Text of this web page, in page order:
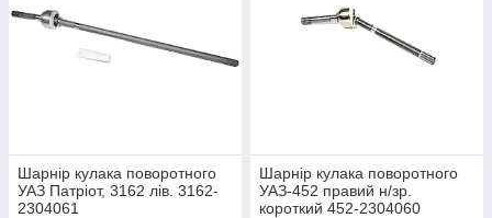
Шарнір кулака поворотного
УАЗ Патріот, 3162 лів. 3162-
2304061
Шарнір кулака поворотного
УАЗ-452 правий н/зр.
короткий 452-2304060